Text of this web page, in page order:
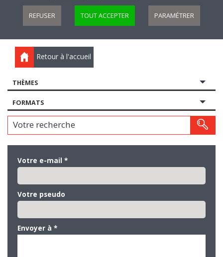
REFUSER TOUT ACCEPTER PARAMÉTRER
Retour à l'accueil
THÈMES
FORMATS
Votre recherche
Votre e-mail *
Votre pseudo
Envoyer à *